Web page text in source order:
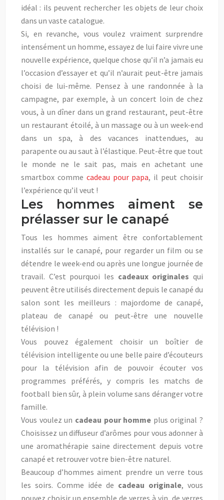
idéal : ils peuvent rechercher les objets de leur choix
dans un vaste catalogue.
Si, en revanche, vous voulez vraiment surprendre
intensément un homme, essayez de lui faire vivre une
nouvelle expérience, quelque chose qu’il n’a jamais eu
l’occasion d’essayer et qu’il n’aurait peut-être jamais
choisi de lui-même. Pensez à une randonnée à la
campagne, par exemple, à un concert loin de chez
vous, à un dîner dans un grand restaurant, peut-être
un restaurant étoilé, à un massage ou à un week-end
dans un spa, à des vacances inattendues, au
parapente ou au saut à l’élastique. Peut-être que tout
le monde ne le sait pas, mais en achetant une
smartbox comme cadeau pour papa, il peut choisir
l’expérience qu’il veut !
Les hommes aiment se
prélasser sur le canapé
Tous les hommes aiment être confortablement
installés sur le canapé, pour regarder un film ou se
détendre le week-end ou après une longue journée de
travail. C’est pourquoi les cadeaux originales qui
peuvent être utilisés directement depuis le canapé du
salon sont les meilleurs : majordome de canapé,
plateau de canapé ou peut-être une nouvelle
télévision !
Vous pouvez également choisir un boîtier de
télévision intelligente ou une belle paire d’écouteurs
pour la télévision afin de pouvoir écouter vos
programmes préférés, y compris les matchs de
football bien sûr, à plein volume sans déranger votre
famille.
Vous voulez un cadeau pour homme plus original ?
Choisissez un diffuseur d’arômes pour vous adonner à
une aromathérapie saine directement depuis votre
canapé et retrouver votre bien-être naturel.
Beaucoup d’hommes aiment prendre un verre tous
les soirs. Comme idée de cadeau originale, vous
pouvez choisir un ensemble de verres à vin, de verres